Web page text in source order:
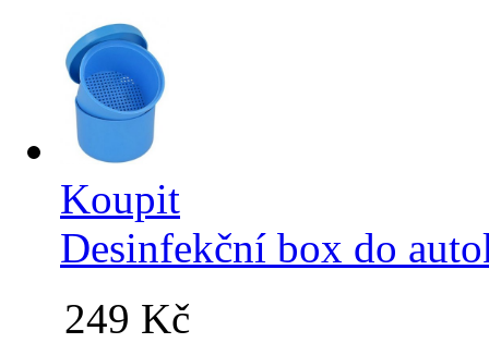
Koupit
Desinfekční box do
249 Kč